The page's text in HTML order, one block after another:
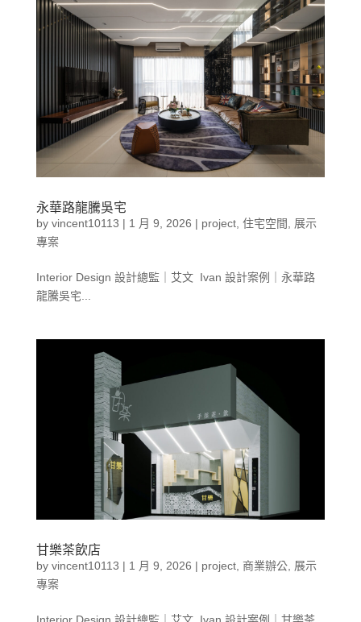
永華路龍騰吳宅
by vincent10113 | 1 月 9, 2026 | project, 住宅空間
展示
專案
Interior Design 設計總監｜艾文 Ivan 設計案例｜永華路
龍騰吳宅...
甘樂茶飲店
by vincent10113 | 1 月 9, 2026 | project, 商業辦公, 展示
專案